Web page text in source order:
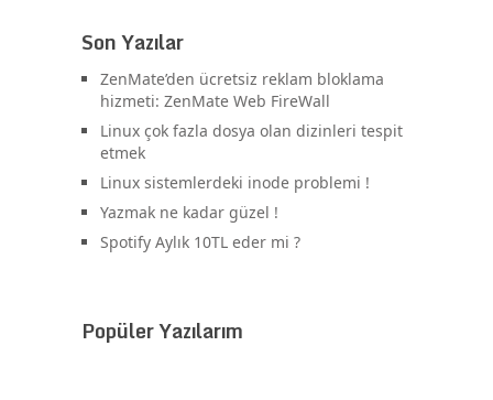
Son Yazılar
ZenMate’den ücretsiz reklam bloklama
hizmeti: ZenMate Web FireWall
Linux çok fazla dosya olan dizinleri tespit
etmek
Linux sistemlerdeki inode problemi !
Yazmak ne kadar güzel !
Spotify Aylık 10TL eder mi ?
Popüler Yazılarım